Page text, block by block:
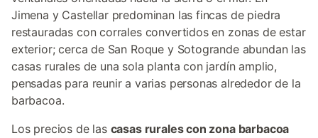
Jimena y Castellar predominan las fincas de piedra
restauradas con corrales convertidos en zonas de estar
exterior; cerca de San Roque y Sotogrande abundan las
casas rurales de una sola planta con jardín amplio,
pensadas para reunir a varias personas alrededor de la
barbacoa.
Los precios de las casas rurales con zona barbacoa